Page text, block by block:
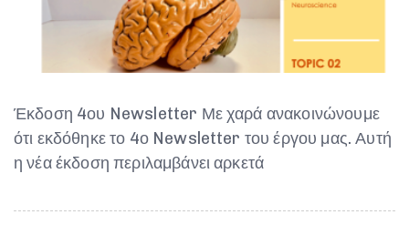
Έκδοση 4ου Newsletter Με χαρά ανακοινώνουμε
ότι εκδόθηκε το 4ο Newsletter του έργου μας. Αυτή
η νέα έκδοση περιλαμβάνει αρκετά